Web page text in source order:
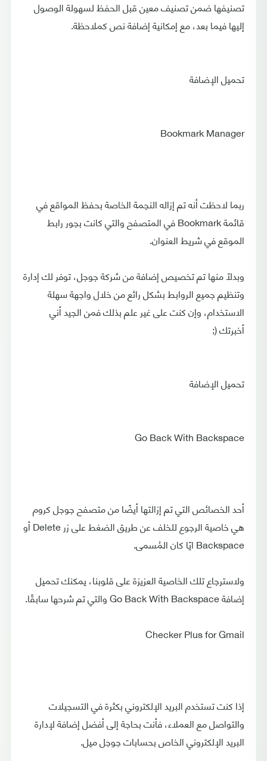
تصنيفها ضمن تصنيف معين قبل الحفظ لسهولة الوصول
إليها فيما بعد، مع إمكانية إضافة نص كملاحظة.
تحميل الإضافة
Bookmark Manager
ربما لاحظت أنه تم إزاله النجمة الخاصة بحفظ المواقع في
قائمة Bookmark في المتصفح والتي كانت بجور رابط
الموقع في شريط العنوان.
وبدلاً منها تم تخصيص إضافة من شركة جوجل، توفر لك إدارة
وتنظيم جميع الروابط بشكل رائع من خلال واجهة سهلة
الاستخدام، وإن كنت على غير علم بذلك فمن الجيد أني
أخبرتك (;
تحميل الإضافة
Go Back With Backspace
أحد الخصائص التي تم إزالتها أيضًا من متصفح جوجل كروم
هي خاصية الرجوع للخلف عن طريق الضغط على زر Delete أو
Backspace ايًا كان المُسمى.
ولاسترجاع تلك الخاصية العزيزة على قلوبنا، يمكنك تحميل
إضافة Go Back With Backspace والتي تم شرحها سابقًا.
Checker Plus for Gmail
إذا كنت تستخدم البريد الإلكتروني بكثرة في التسجيلات
والتواصل مع العملاء، فأنت بحاجة إلى أفضل إضافة لإدارة
البريد الإلكتروني الخاص بحسابات جوجل ميل.